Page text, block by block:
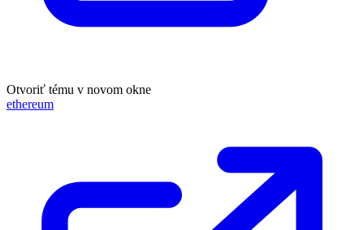
Otvoriť tému v novom okne
ethereum